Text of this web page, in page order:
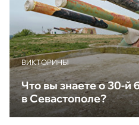
ВИКТОРИНЫ
Что вы знаете о 30-й
в Севастополе?